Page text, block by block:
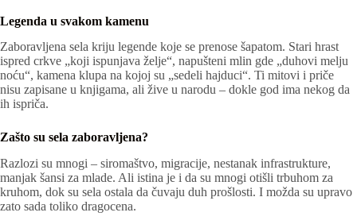
Legenda u svakom kamenu
Zaboravljena sela kriju legende koje se prenose šapatom. Stari hrast
ispred crkve „koji ispunjava želje“, napušteni mlin gde „duhovi melju
noću“, kamena klupa na kojoj su „sedeli hajduci“. Ti mitovi i priče
nisu zapisane u knjigama, ali žive u narodu – dokle god ima nekog da
ih ispriča.
Zašto su sela zaboravljena?
Razlozi su mnogi – siromaštvo, migracije, nestanak infrastrukture,
manjak šansi za mlade. Ali istina je i da su mnogi otišli trbuhom za
kruhom, dok su sela ostala da čuvaju duh prošlosti. I možda su upravo
zato sada toliko dragocena.